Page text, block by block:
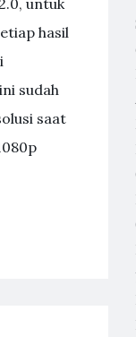
hasil
sudah
saat